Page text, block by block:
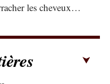
les cheveux…